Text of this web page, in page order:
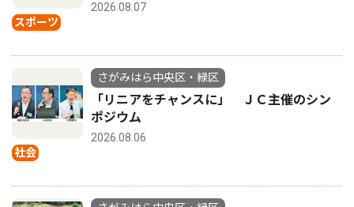
スポーツ
2026.08.07
社会
さがみはら中央区・緑区
「リニアをチャンスに」 ＪＣ主催のシン
ポジウム
2026.08.06